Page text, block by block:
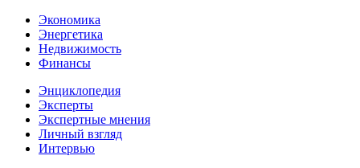
Экономика
Энергетика
Недвижимость
Финансы
Энциклопедия
Эксперты
Экспертные мнения
Личный взгляд
Интервью